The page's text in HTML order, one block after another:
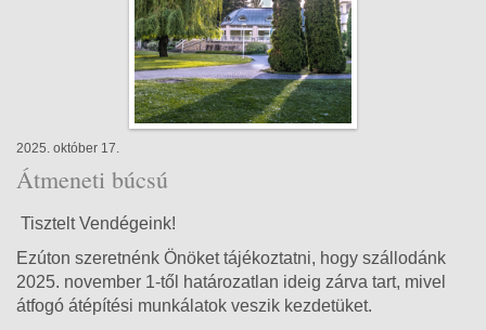
2025. október 17.
Átmeneti búcsú
Tisztelt Vendégeink!
Ezúton szeretnénk Önöket tájékoztatni, hogy szállodánk
2025. november 1-től határozatlan ideig zárva tart, mivel
átfogó átépítési munkálatok veszik kezdetüket.